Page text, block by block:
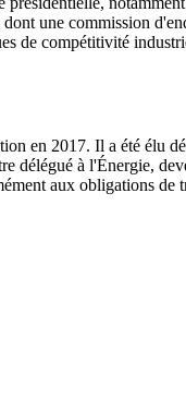
une commission
de compétitivité
en 2017. Il a été élu
à l'Énergie,
aux obligations de